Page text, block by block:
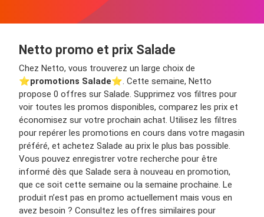
Netto promo et prix Salade
Chez Netto, vous trouverez un large choix de
⭐️promotions Salade⭐️. Cette semaine, Netto
propose 0 offres sur Salade. Supprimez vos filtres pour
voir toutes les promos disponibles, comparez les prix et
économisez sur votre prochain achat. Utilisez les filtres
pour repérer les promotions en cours dans votre magasin
préféré, et achetez Salade au prix le plus bas possible.
Vous pouvez enregistrer votre recherche pour être
informé dès que Salade sera à nouveau en promotion,
que ce soit cette semaine ou la semaine prochaine. Le
produit n’est pas en promo actuellement mais vous en
avez besoin ? Consultez les offres similaires pour